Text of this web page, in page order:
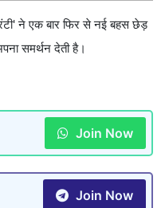
ने एक बार फिर से नई बहस छेड़
समर्थन देती है।
Join Now
Join Now